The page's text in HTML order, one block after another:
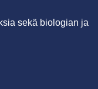
sekä biologian ja